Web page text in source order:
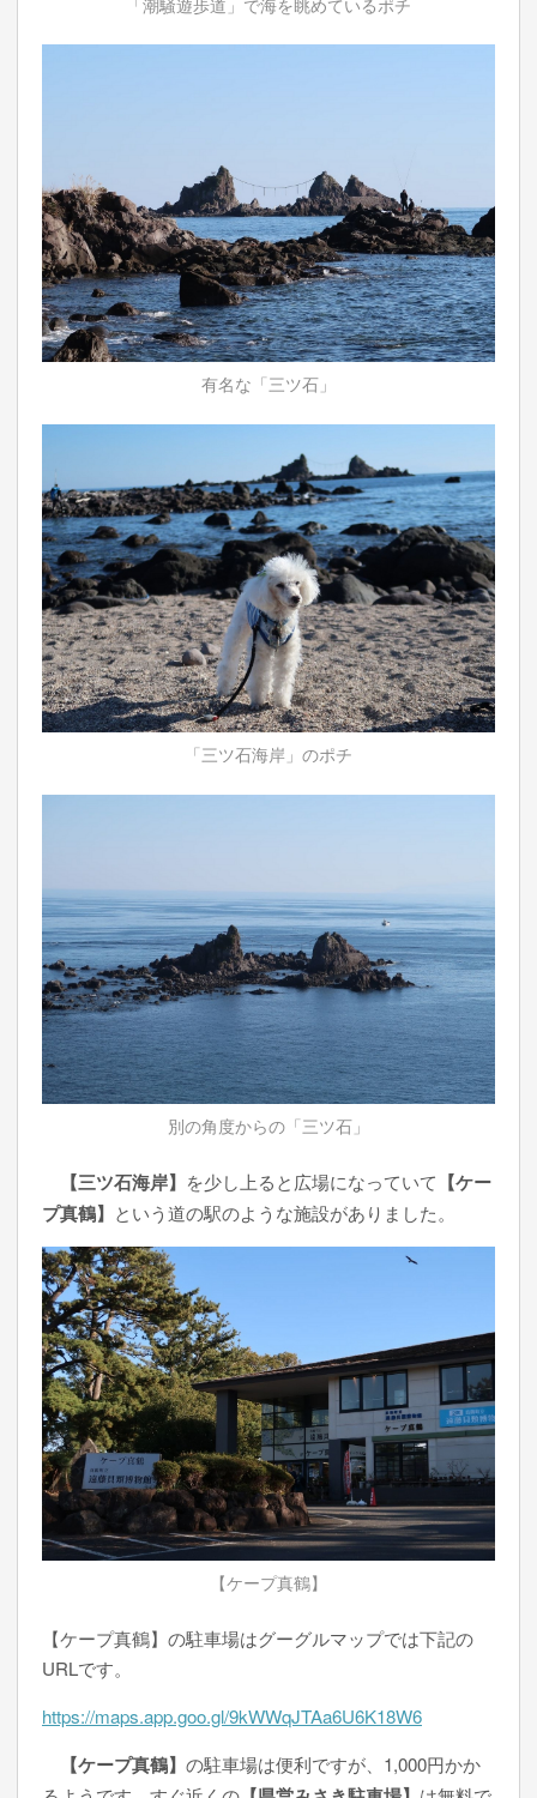
有名な「三ツ石」
「三ツ石海岸」のポチ
別の角度からの「三ツ石」
【三ツ石海岸】 を少し上ると広場になっていて 【ケー
プ真鶴】 という道の駅のような施設がありました。
【ケープ真鶴】
【ケープ真鶴】の駐車場はグーグルマップでは下記の
URLです。
https://maps.app.goo.gl/9kWWqJTAa6U6K18W6
【ケープ真鶴】 の駐車場は便利ですが、1,000円かか